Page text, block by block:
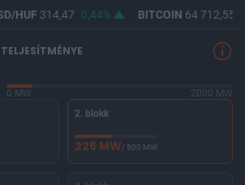
HUF314,47 0,44% BITCOIN64 712,55
0 MW
2000 MW
2. blokk
226 MW/ 500 MW